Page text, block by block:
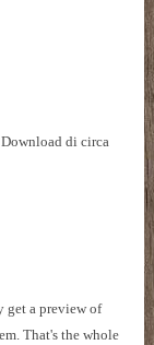
di circa
get a preview of
That's the whole